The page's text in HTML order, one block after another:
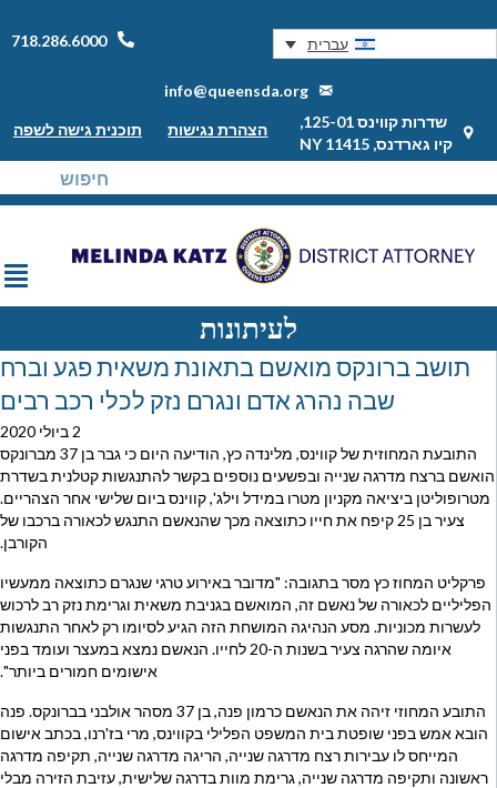
עברית 718.286.6000
info@queensda.org
שדרות קווינס 125-01,
קיו גארדנס, NY 11415
הצהרת נגישות תוכנית גישה לשפה
לעיתונות
תושב ברונקס מואשם בתאונת משאית פגע וברח
שבה נהרג אדם ונגרם נזק לכלי רכב רבים
2 ביולי 2020
התובעת המחוזית של קווינס, מלינדה כץ, הודיעה היום כי גבר בן 37 מברונקס
הואשם ברצח מדרגה שנייה ובפשעים נוספים בקשר להתנגשות קטלנית בשדרת
מטרופוליטן ביציאה מקניון מטרו במידל וילג', קווינס ביום שלישי אחר הצהריים.
צעיר בן 25 קיפח את חייו כתוצאה מכך שהנאשם התנגש לכאורה ברכבו של
הקורבן.
פרקליט המחוז כץ מסר בתגובה: "מדובר באירוע טרגי שנגרם כתוצאה ממעשיו
הפליליים לכאורה של נאשם זה, המואשם בגניבת משאית וגרימת נזק רב לרכוש
לעשרות מכוניות. מסע הנהיגה המושחת הזה הגיע לסיומו רק לאחר התנגשות
איומה שהרגה צעיר בשנות ה-20 לחייו. הנאשם נמצא במעצר ועומד בפני
אישומים חמורים ביותר".
התובע המחוזי זיהה את הנאשם כרמון פנה, בן 37 מסהר אולבני בברונקס. פנה
הובא אמש בפני שופטת בית המשפט הפלילי בקווינס, מרי בז'רנו, בכתב אישום
המייחס לו עבירות רצח מדרגה שנייה, הריגה מדרגה שנייה, תקיפה מדרגה
ראשונה ותקיפה מדרגה שנייה, גרימת מוות בדרגה שלישית, עזיבת הזירה מבלי